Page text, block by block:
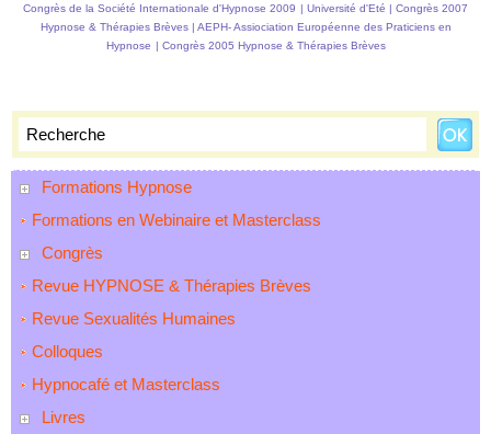
Formations Hypnose
Formations en Webinaire et Masterclass
Congrès
Revue HYPNOSE & Thérapies Brèves
Revue Sexualités Humaines
Colloques
Hypnocafé et Masterclass
Livres
Congrès de la Société Internationale d'Hypnose 2009 | Université d'Eté | Congrès 2007
Hypnose & Thérapies Brèves | AEPH- Assiociation Européenne des Praticiens en
Hypnose | Congrès 2005 Hypnose & Thérapies Brèves